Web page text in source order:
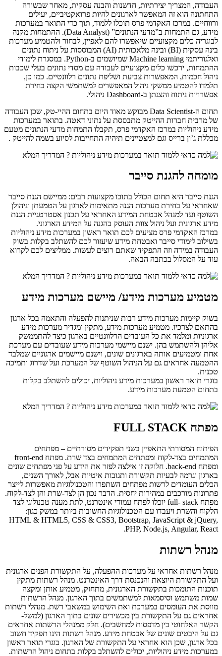
העבודה, המצריך יצירתיות, חדשנות והבנה עסקית, מאחר שבשורה
התחתונה הוא זה המאפשר לארגונים להיות פרואקטיביים, יעילים
ורווחיים. במרכז האקדמי פרס תוכלו ללמוד, תוך כדי התואר במערכות
מידע, גם התמחות ב”מדעי הנתונים” (Data Analyst). ההתמחות מקנה
לבוגריה כלים מקצועיים שיאפשרו להם לאפיין, לבחור ולהטמיע מערכות
בינה עסקית (BI) ובינה מלאכותית (AI) המבוססות על ניתוח נתונים
ואלגוריתמי Machine learning שמיושמים ב-Python. במסגרת לימודי
ההתמחות, ירכשו כלים מקצועיים לעבודה עם מסדי נתונים בעלי שכבות
ניהול חכמות, המאפשרות צביעת ושליפת נתונים רלוונטיים. כמו כן,
תלמדו להטמיע ממשקי ניהול המאפשרים למשתמשי הקצה בחירת
אפשרויות ניתוח והצגתן ב-Dashboard ניהולי.
תחום ה-Data Scientist מבוקש מאוד היום בתחום ההיי-טק, שכן העבודה
של מרבית חברות ההייטק מתבססת על נתוני דאטה. בתואר במערכות
מידע ניהוליות במרכז האקדמי פרס, תקבלו התמחות מדעי הנתונים מטעם
מכללת ג’ון ברייס וגם למצטיינים תיהיה התחייבות לסיוע בשמה להייטק .
מומחה להגנת סייבר
הגנת סייבר היא תחום הכולל בתוכו מקצועות רבים: ממיישם הגנת סייבר
שאחראי על בחירת מערכות הגנה מתאימות לארגון על הטמעתן וניהולן
השוטף ועד למנהל אבטחת המידע האחראי על תכנון אסטרטגיית הגנת
מידע ארגונית ועל ניהול צוות העוסק בהגנה על המידע הארגוני.
במרכז האקדמי פרס מציעים לכם תואר ראשון במערכות מידע ניהוליות
בשילוב לימודי סייבר ואבטחת מידע שיעזור לכם להשתלב בקלות בשוק
העבודה במידה וזה התפקיד שאתם רוצים לעשות. ממליצים לכם לקרוא
עוד על המסלול בכתבה הבאה.
מטמיע מערכות מידע/ מיישם מערכות מידע
בשוק קיימות מערכות מידע רבות שניתנות להפעלה והתאמה בכל ארגון
בהתאם לצרכיו. מטמיע מערכות מידע, מתקין ומגדיר מערכות מידע
ארגוניות ומלמד את כל העובדים הרלוונטיים בארגון כיצד להתממשק
אליהן ולהשתמש בהן. ישנם מיישמי מערכות מידע שעובדים עם מערכת
אחת ומטמיעים אותה בארגונים שונים, וישנם מיישמים ארגוניים שמלבד
ההטמעה אחראים גם על הניהול השוטף של המערכת ועל שדרוג ותמיכה
טכנית.
בוגרי תואר ראשון במערכות מידע ניהוליות, יכולים להשתלב בקלות
בתחום הטמעת מערכות מידע.
מפתח FULL STACK
הפיתוח המסורתי התאפיין בשני תפקידים מסורתיים – מפתחים
המתמחים בצד-לקוח ומפתחים המתמחים בצד שרת. מפתח front-end
ומפתח back-end. חלוקה זו אילצה לפזר את הידע על פני מפתחים שונים
בארגון וגרמה לבעיות תקשורת ותגובות איטיות אבל, לאורך השנים,
הכלים העומדים לרשות מפתחים השתפרו והטכנולוגיות מאפשרות לייצר
פתרונות מורכבים במהירות יחסית. הדבר נכון הן לצד-שרת והן לצד-לקוח.
מפתח full- stack יוכלו לפתח עמודי אינטרנט, לתת מענה טכנולוגי לצד
הלקוח והשרת ויעבדו עם הטכנולוגיות החשובות ביותר במשק כגון:
HTML & HTML5, CSS & CSS3, Bootstrap, JavaScript & jQuery,
PHP, Node.js, Angular, React.
מנהל רשתות
מנהל רשתות אחראי על מערכות ההפעלה, על התקשורת הפנים ארגונית
ועל התקשורת היוצאת והנכנסת דרך האינטרנט. מנהל רשתות מתקין
תוכנות התומכות בתקשורת הארגונית, מתחזק, מטמיע אותן ומקצה
שמות משתמש וסיסמאות למשתמשים בתוך הארגון. מנהל הרשתות
מווסת את העומסים במערכת ואת השימוש במשאבי רשת. מנהלי רשתות
אחראים גם על התקשורת בין מכשירים שונים בתוך הארגון (למשל-
הקשר האלחוטי בין מדפסות למחשבים). חלק ממנהלי הרשתות אחראים
גם על היבטים שונים של אבטחת מידע. מנהל רשתות הינו תפקיד חשוב
בכל ארגון, שכן הוא אחראי על התקשורת של הארגון. בוגרי תואר ראשון
במערכות מידע ניהוליות, יכולים להשתלב בקלות בתחום ניהול הרשתות.